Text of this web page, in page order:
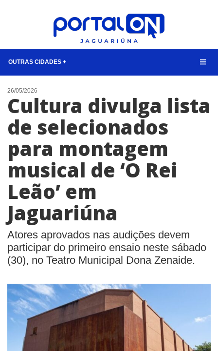
OUTRAS CIDADES +
NOTÍCIAS
LISTA DIGITAL
CONTATO
BUSCAR
26/05/2026
Cultura divulga lista
de selecionados
para montagem
musical de ‘O Rei
Leão’ em
Jaguariúna
Atores aprovados nas audições devem
participar do primeiro ensaio neste sábado
(30), no Teatro Municipal Dona Zenaide.